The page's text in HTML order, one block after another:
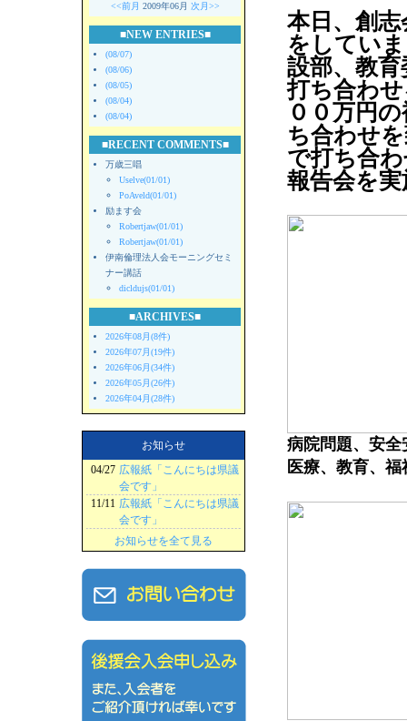
<<前月 2009年06月 次月>>
■NEW ENTRIES■
(08/07)
(08/06)
(08/05)
(08/04)
(08/04)
■RECENT COMMENTS■
万歳三唱
Uselve(01/01)
PoAveld(01/01)
励ます会
Robertjaw(01/01)
Robertjaw(01/01)
伊南倫理法人会モーニングセミ
ナー講話
dicldujs(01/01)
■ARCHIVES■
2026年08月(8件)
2026年07月(19件)
2026年06月(34件)
2026年05月(26件)
2026年04月(28件)
お知らせ
04/27 広報紙「こんにちは県議
会です」
11/11 広報紙「こんにちは県議
会です」
お知らせを全て見る
本日、創
をしてい
設部、教
打ち合わ
００万円
ち合わせ
で打ち合
報告会を
病院問題、安
医療、教育、